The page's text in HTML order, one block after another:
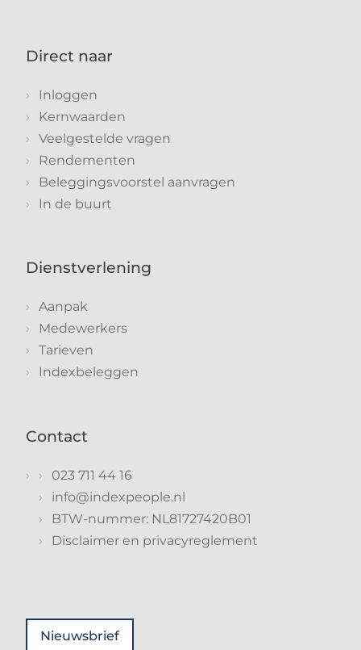
Direct naar
Inloggen
Kernwaarden
Veelgestelde vragen
Rendementen
Beleggingsvoorstel aanvragen
In de buurt
Dienstverlening
Aanpak
Medewerkers
Tarieven
Indexbeleggen
Contact
023 711 44 16
info@indexpeople.nl
BTW-nummer: NL81727420B01
Disclaimer en privacyreglement
Nieuwsbrief